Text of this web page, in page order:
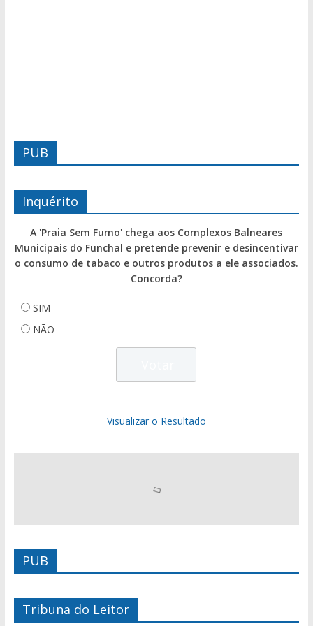
PUB
Inquérito
A 'Praia Sem Fumo' chega aos Complexos Balneares
Municipais do Funchal e pretende prevenir e desincentivar
o consumo de tabaco e outros produtos a ele associados.
Concorda?
SIM
NÃO
Visualizar o Resultado
PUB
Tribuna do Leitor